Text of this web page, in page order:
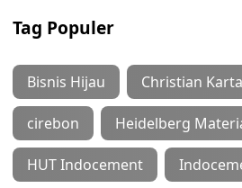
Tag Populer
Bisnis Hijau Christian
cirebon Heidelberg
HUT Indocement